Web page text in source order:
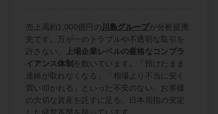
売上高約1,000億円の 川島グループが分析提携
先です。万が一のトラブルや不透明な取引を
許さない、
上場企業レベルの厳格なコンプラ
イアンス体制 を敷いています。「預けたまま
連絡が取れなくなる」「相場より不当に安く
買い叩かれる」といった不安のない、お客様
の大切な資産を託すに足る、日本屈指の安定